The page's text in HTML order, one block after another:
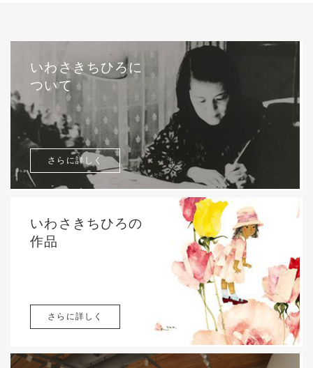
いわさきちひろに
ついて
さらに詳しく
いわさきちひろの
作品
さらに詳しく